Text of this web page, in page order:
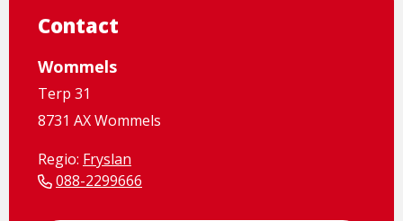
Contact
Wommels
Terp 31
8731 AX Wommels
Regio: Fryslan
088-2299666